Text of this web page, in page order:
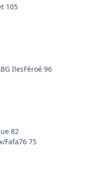
105
IlesFéroé 96
82
Fafa76 75